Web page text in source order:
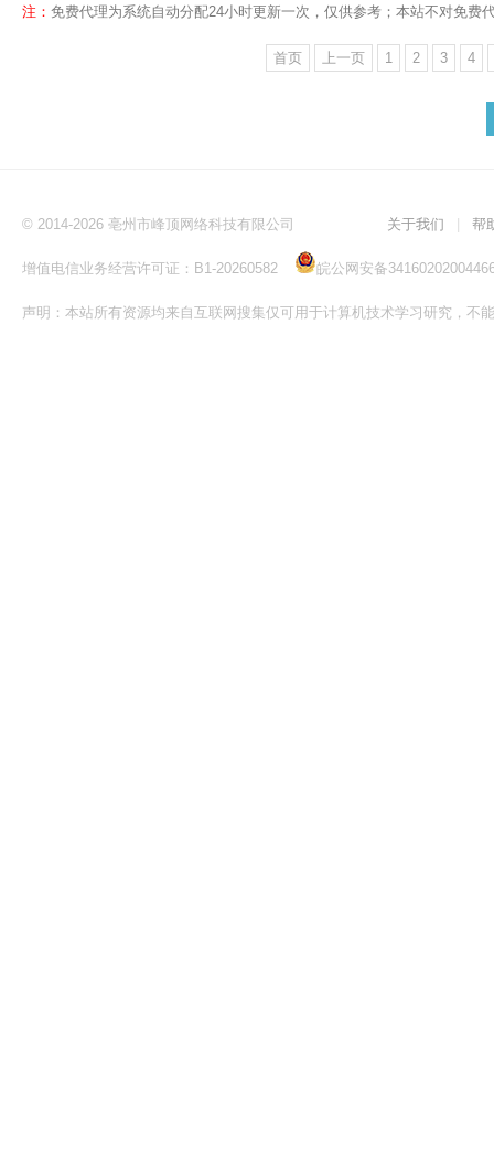
注： 免费代理为系统自动分配24小时更新一次，仅供参考；本站不对免费
首页 上一页 1 2 3 4
© 2014-2026 亳州市峰顶网络科技有限公司 关于我们 帮
增值电信业务经营许可证：B1-20260582 皖公网安备
声明：本站所有资源均来自互联网搜集仅可用于计算机技术学习研究，不